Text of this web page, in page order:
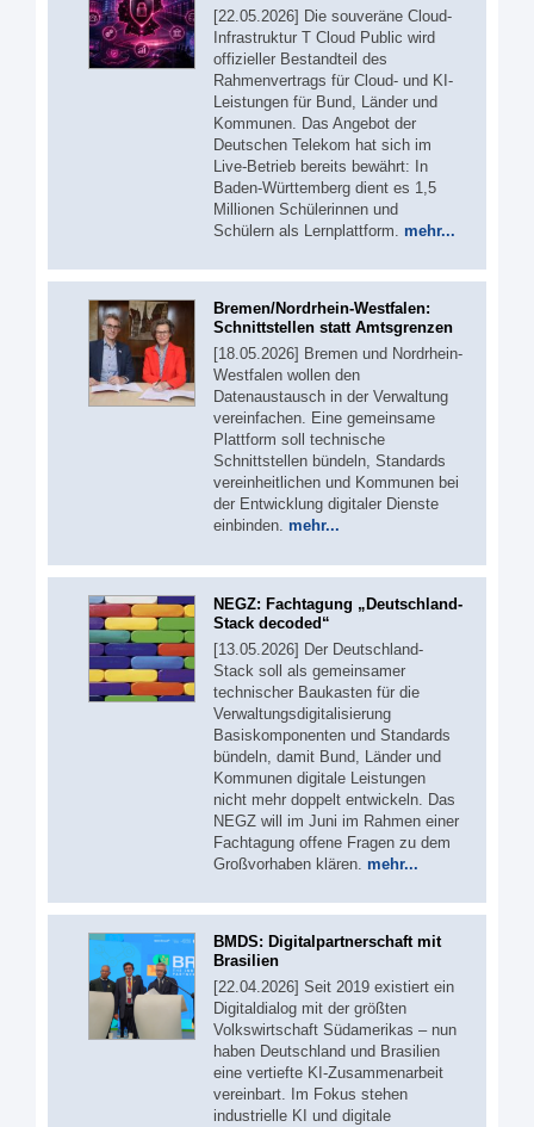
[22.05.2026] Die souveräne Cloud-
Infrastruktur T Cloud Public wird
offizieller Bestandteil des
Rahmenvertrags für Cloud- und KI-
Leistungen für Bund, Länder und
Kommunen. Das Angebot der
Deutschen Telekom hat sich im
Live-Betrieb bereits bewährt: In
Baden-Württemberg dient es 1,5
Millionen Schülerinnen und
Schülern als Lernplattform. mehr...
Bremen/Nordrhein-Westfalen:
Schnittstellen statt Amtsgrenzen
[18.05.2026] Bremen und Nordrhein-
Westfalen wollen den
Datenaustausch in der Verwaltung
vereinfachen. Eine gemeinsame
Plattform soll technische
Schnittstellen bündeln, Standards
vereinheitlichen und Kommunen bei
der Entwicklung digitaler Dienste
einbinden. mehr...
NEGZ: Fachtagung „Deutschland-
Stack decoded“
[13.05.2026] Der Deutschland-
Stack soll als gemeinsamer
technischer Baukasten für die
Verwaltungsdigitalisierung
Basiskomponenten und Standards
bündeln, damit Bund, Länder und
Kommunen digitale Leistungen
nicht mehr doppelt entwickeln. Das
NEGZ will im Juni im Rahmen einer
Fachtagung offene Fragen zu dem
Großvorhaben klären. mehr...
BMDS: Digitalpartnerschaft mit
Brasilien
[22.04.2026] Seit 2019 existiert ein
Digitaldialog mit der größten
Volkswirtschaft Südamerikas – nun
haben Deutschland und Brasilien
eine vertiefte KI-Zusammenarbeit
vereinbart. Im Fokus stehen
industrielle KI und digitale